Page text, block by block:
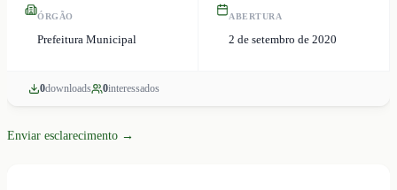
ÓRGÃO
Prefeitura Municipal
ABERTURA
2 de setembro de 2020
0downloads 0interessados
Enviar esclarecimento →